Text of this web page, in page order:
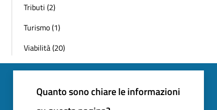
Tributi (2)
Turismo (1)
Viabilità (20)
Quanto sono chiare le informazioni